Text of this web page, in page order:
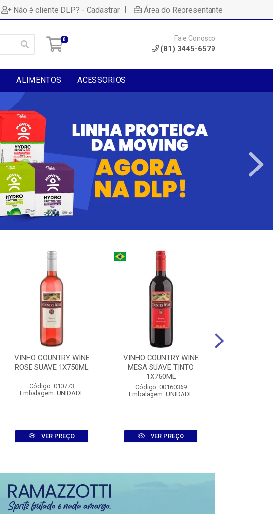
Não é cliente DLP? - Cadastrar | Área do Representante
0 Fale Conosco
(81) 3445-6579
ALIMENTOS ACESSORIOS
VINHO COUNTRY WINE
ROSE SUAVE 1X750ML
Código: 010773
Embalagem: UNIDADE
VER PREÇO
VINHO COUNTRY WINE
MESA SUAVE TINTO
1X750ML
Código: 00160369
Embalagem: UNIDADE
VER PREÇO